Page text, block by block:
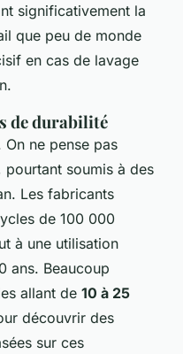
significativement la
que peu de monde
en cas de lavage
de durabilité
ne pense pas
pourtant soumis à des
Les fabricants
de 100 000
à une utilisation
ans. Beaucoup
allant de 10 à 25
découvrir des
sur ces